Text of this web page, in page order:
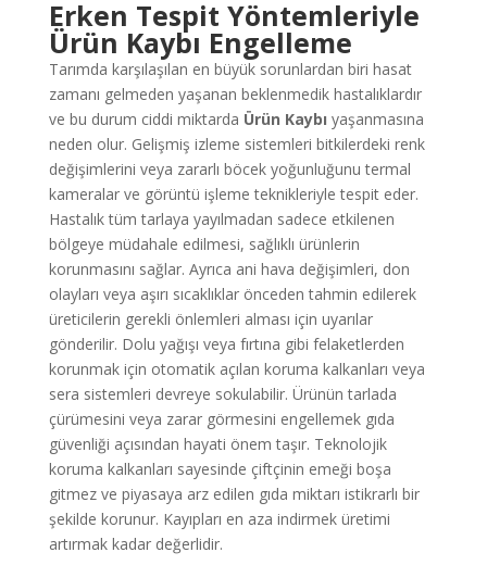
Erken Tespit Yöntemleriyle
Ürün Kaybı Engelleme
Tarımda karşılaşılan en büyük sorunlardan biri hasat
zamanı gelmeden yaşanan beklenmedik hastalıklardır
ve bu durum ciddi miktarda Ürün Kaybı yaşanmasına
neden olur. Gelişmiş izleme sistemleri bitkilerdeki renk
değişimlerini veya zararlı böcek yoğunluğunu termal
kameralar ve görüntü işleme teknikleriyle tespit eder.
Hastalık tüm tarlaya yayılmadan sadece etkilenen
bölgeye müdahale edilmesi, sağlıklı ürünlerin
korunmasını sağlar. Ayrıca ani hava değişimleri, don
olayları veya aşırı sıcaklıklar önceden tahmin edilerek
üreticilerin gerekli önlemleri alması için uyarılar
gönderilir. Dolu yağışı veya fırtına gibi felaketlerden
korunmak için otomatik açılan koruma kalkanları veya
sera sistemleri devreye sokulabilir. Ürünün tarlada
çürümesini veya zarar görmesini engellemek gıda
güvenliği açısından hayati önem taşır. Teknolojik
koruma kalkanları sayesinde çiftçinin emeği boşa
gitmez ve piyasaya arz edilen gıda miktarı istikrarlı bir
şekilde korunur. Kayıpları en aza indirmek üretimi
artırmak kadar değerlidir.